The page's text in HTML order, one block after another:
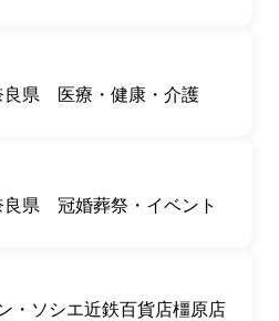
良県 医療・健康・介護
良県 冠婚葬祭・イベント
・ソシエ近鉄百貨店橿原店